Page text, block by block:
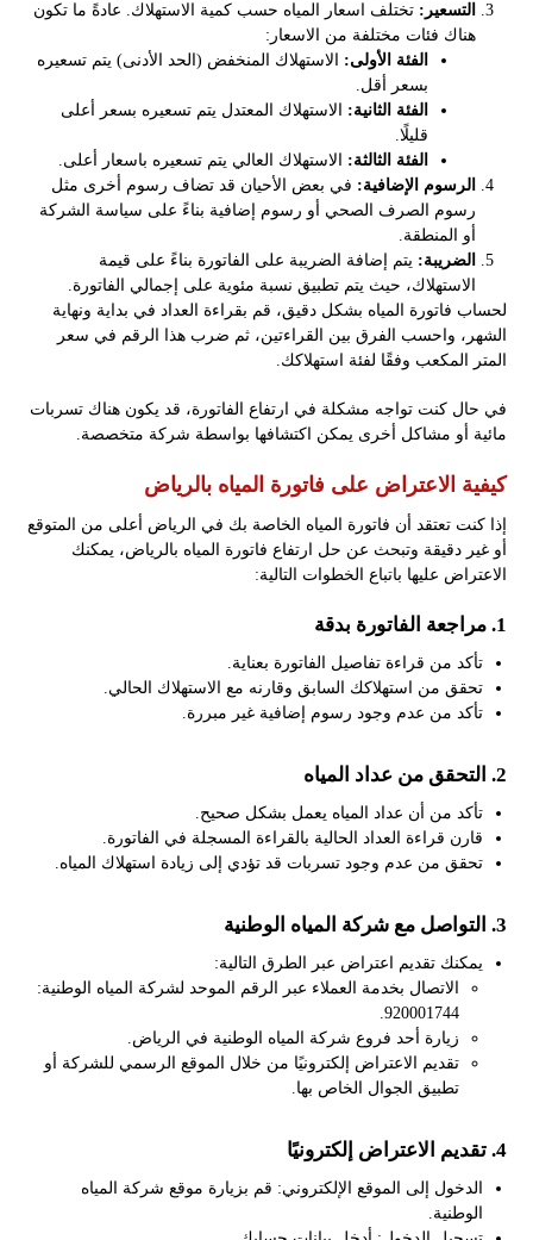
التسعير: تختلف اسعار المياه حسب كمية الاستهلاك. عادةً ما تكون
هناك فئات مختلفة من الاسعار:
الفئة الأولى: الاستهلاك المنخفض (الحد الأدنى) يتم تسعيره
بسعر أقل.
الفئة الثانية: الاستهلاك المعتدل يتم تسعيره بسعر أعلى
قليلًا.
الفئة الثالثة: الاستهلاك العالي يتم تسعيره باسعار أعلى.
الرسوم الإضافية: في بعض الأحيان قد تضاف رسوم أخرى مثل
رسوم الصرف الصحي أو رسوم إضافية بناءً على سياسة الشركة
أو المنطقة.
الضريبة: يتم إضافة الضريبة على الفاتورة بناءً على قيمة
الاستهلاك، حيث يتم تطبيق نسبة مئوية على إجمالي الفاتورة.
لحساب فاتورة المياه بشكل دقيق، قم بقراءة العداد في بداية ونهاية
الشهر، واحسب الفرق بين القراءتين، ثم ضرب هذا الرقم في سعر
المتر المكعب وفقًا لفئة استهلاكك.
في حال كنت تواجه مشكلة في ارتفاع الفاتورة، قد يكون هناك تسربات
مائية أو مشاكل أخرى يمكن اكتشافها بواسطة شركة متخصصة.
كيفية الاعتراض على فاتورة المياه بالرياض
إذا كنت تعتقد أن فاتورة المياه الخاصة بك في الرياض أعلى من المتوقع
أو غير دقيقة وتبحث عن حل ارتفاع فاتورة المياه بالرياض، يمكنك
الاعتراض عليها باتباع الخطوات التالية:
1. مراجعة الفاتورة بدقة
تأكد من قراءة تفاصيل الفاتورة بعناية.
تحقق من استهلاكك السابق وقارنه مع الاستهلاك الحالي.
تأكد من عدم وجود رسوم إضافية غير مبررة.
2. التحقق من عداد المياه
تأكد من أن عداد المياه يعمل بشكل صحيح.
قارن قراءة العداد الحالية بالقراءة المسجلة في الفاتورة.
تحقق من عدم وجود تسربات قد تؤدي إلى زيادة استهلاك المياه.
3. التواصل مع شركة المياه الوطنية
يمكنك تقديم اعتراض عبر الطرق التالية:
الاتصال بخدمة العملاء عبر الرقم الموحد لشركة المياه الوطنية:
920001744.
زيارة أحد فروع شركة المياه الوطنية في الرياض.
تقديم الاعتراض إلكترونيًا من خلال الموقع الرسمي للشركة أو
تطبيق الجوال الخاص بها.
4. تقديم الاعتراض إلكترونيًا
الدخول إلى الموقع الإلكتروني: قم بزيارة موقع شركة المياه
الوطنية.